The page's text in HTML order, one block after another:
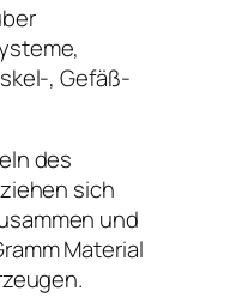
, Gefäß-
des
sich
und
Material